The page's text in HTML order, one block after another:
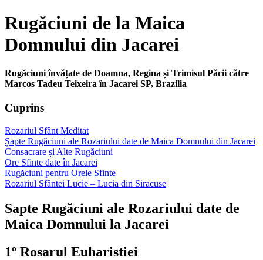
Rugăciuni de la Maica
Domnului din Jacarei
Rugăciuni învățate de Doamna, Regina și Trimisul Păcii către
Marcos Tadeu Teixeira în Jacarei SP, Brazilia
Cuprins
Rozariul Sfânt Meditat
Șapte Rugăciuni ale Rozariului date de Maica Domnului din Jacarei
Consacrare și Alte Rugăciuni
Ore Sfinte date în Jacarei
Rugăciuni pentru Orele Sfinte
Rozariul Sfântei Lucie – Lucia din Siracuse
Sapte Rugăciuni ale Rozariului date de
Maica Domnului la Jacarei
1º Rosarul Euharistiei